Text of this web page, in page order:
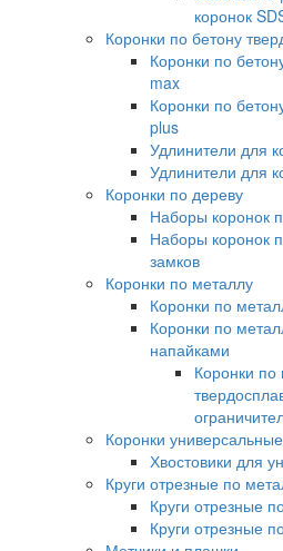
коронок
Коронки по бетону
Коронки по
max
Коронки по
plus
Удлинители для
Удлинители для
Коронки по дереву
Наборы коронок
Наборы коронок
замков
Коронки по металлу
Коронки по
Коронки по
напайками
Коронки по
Коронки
Хвостовики для
Круги отрезные по
Круги отрезные
Круги отрезные